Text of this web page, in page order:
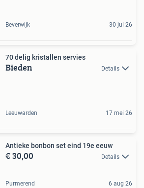
Beverwijk 30 jul 26
70 delig kristallen servies
Bieden Details
Leeuwarden 17 mei 26
Antieke bonbon set eind 19e eeuw
€ 30,00 Details
Purmerend 6 aug 26